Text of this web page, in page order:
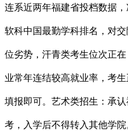
连系近两年福建省投档数据
软科中国最勤学科排名，对
位劣势，汗青类考生位次正
业常年连结较高就业率，考
填报即可。艺术类招生：承
考，入学后不得转入其他学